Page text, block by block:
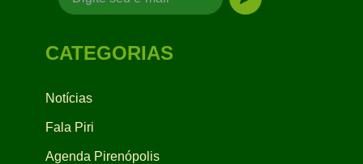
CATEGORIAS
Notícias
Fala Piri
Agenda Pirenópolis